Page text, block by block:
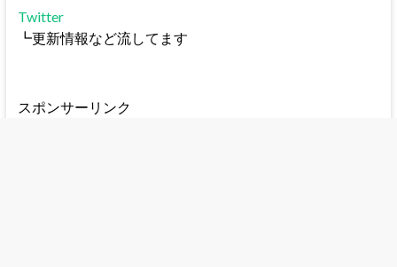
Twitter
┗更新情報など流してます
スポンサーリンク